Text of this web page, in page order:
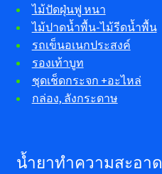
ไม้ปัดฝุ่นฟู หนา
ไม้ปาดน้ำพื้น-ไม้รีดน้ำพื้น
รถเข็นอเนกประสงค์
รองเท้าบูท
ชุดเช็ดกระจก +อะไหล่
กล่อง, ลังกระดาษ
น้ำยาทำความสะอาด